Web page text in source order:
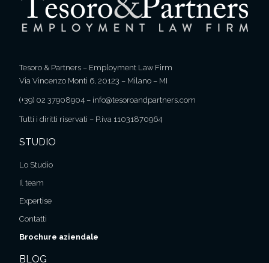
Tesoro & Partners – Employment Law Firm
Via Vincenzo Monti 6, 20123 – Milano – MI
(+39) 02 37908904 – info@tesoroandpartners.com
Tutti i diritti riservati – P.iva 11031870964
STUDIO
Lo Studio
Il team
Expertise
Contatti
Brochure aziendale
BLOG